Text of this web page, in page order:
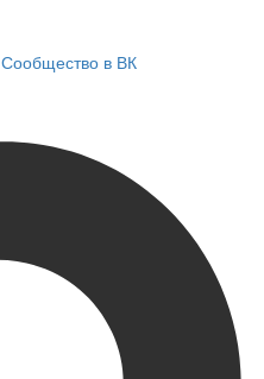
Сообщество в ВК